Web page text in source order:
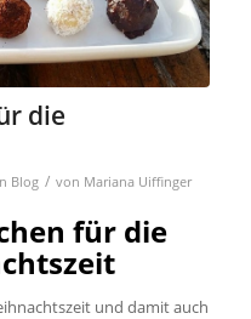
die
Blog / von Mariana Uiffinger
für die
und damit auch